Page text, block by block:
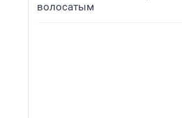
волосатым